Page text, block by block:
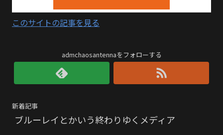
このサイトの記事を見る
admchaosantennaをフォローする
新着記事
ブルーレイとかいう終わりゆくメディア